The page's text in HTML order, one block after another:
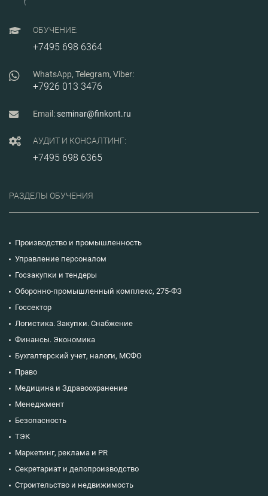
ОБУЧЕНИЕ:
+7495 698 6364
WhatsApp, Telegram, Viber:
+7926 013 3476
Email:seminar@finkont.ru
АУДИТ И КОНСАЛТИНГ:
+7495 698 6365
РАЗДЕЛЫ ОБУЧЕНИЯ
Производство и промышленность
Управление персоналом
Госзакупки и тендеры
Оборонно-промышленный комплекс, 275-ФЗ
Госсектор
Логистика. Закупки. Снабжение
Финансы. Экономика
Бухгалтерский учет, налоги, МСФО
Право
Медицина и Здравоохранение
Менеджмент
Безопасность
ТЭК
Маркетинг, реклама и PR
Секретариат и делопроизводство
Строительство и недвижимость